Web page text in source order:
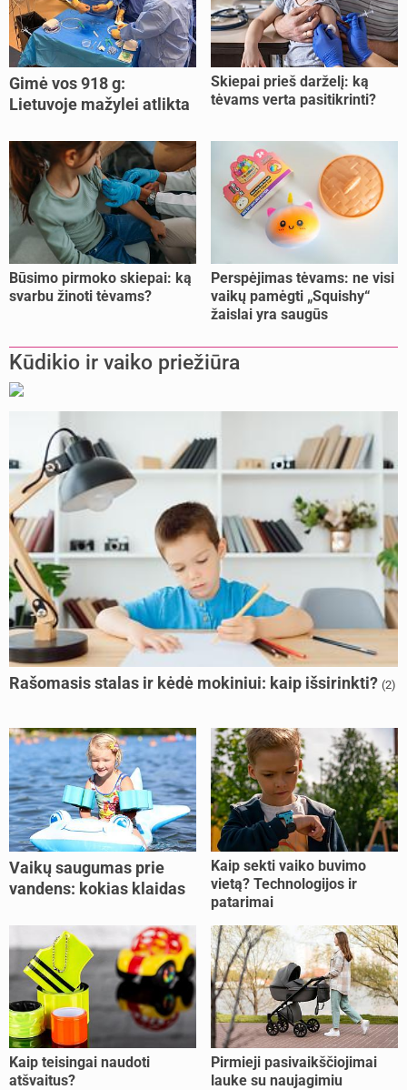
Gimė vos 918 g:
Lietuvoje mažylei atlikta
Skiepai prieš darželį: ką
tėvams verta pasitikrinti?
Būsimo pirmoko skiepai: ką
svarbu žinoti tėvams?
Perspėjimas tėvams: ne visi
vaikų pamėgti „Squishy“
žaislai yra saugūs
Kūdikio ir vaiko priežiūra
Rašomasis stalas ir kėdė mokiniui: kaip išsirinkti? (2)
Vaikų saugumas prie
vandens: kokias klaidas
Kaip sekti vaiko buvimo
vietą? Technologijos ir
patarimai
Kaip teisingai naudoti
atšvaitus?
Pirmieji pasivaikščiojimai
lauke su naujagimiu